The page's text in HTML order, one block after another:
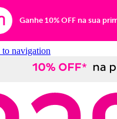
Ganhe 10% OFF na sua
to navigation